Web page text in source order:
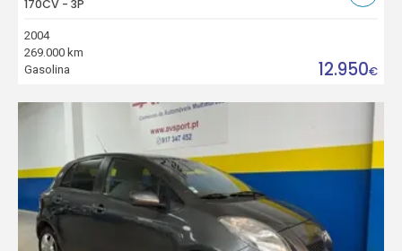
170CV - 3P
2004
269.000 km
Gasolina
12.950€